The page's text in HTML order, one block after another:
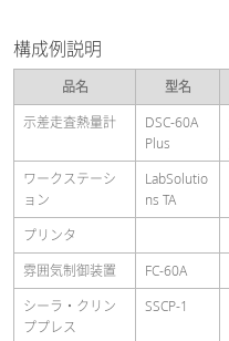
構成例説明
品名 型名
示差走査熱量計
DSC-60A
Plus
ワークステーシ
ョン
LabSolutio
ns TA
プリンタ
雰囲気制御装置
FC-60A
シーラ・クリン
ププレス
SSCP-1